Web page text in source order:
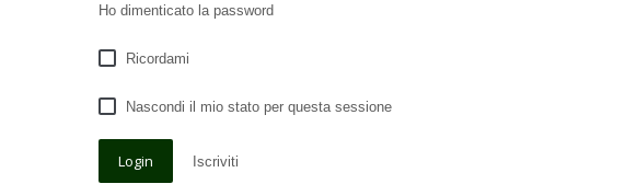
Ho dimenticato la password
Ricordami
Nascondi il mio stato per questa sessione
Iscriviti